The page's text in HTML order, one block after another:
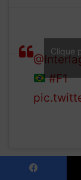
race at
#F1
Clique